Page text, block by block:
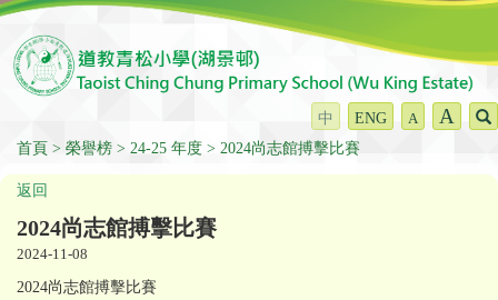
中 ENG A A
首頁 榮譽榜 24-25 年度 2024尚志館搏擊比賽
返回
2024尚志館搏擊比賽
2024-11-08
2024尚志館搏擊比賽